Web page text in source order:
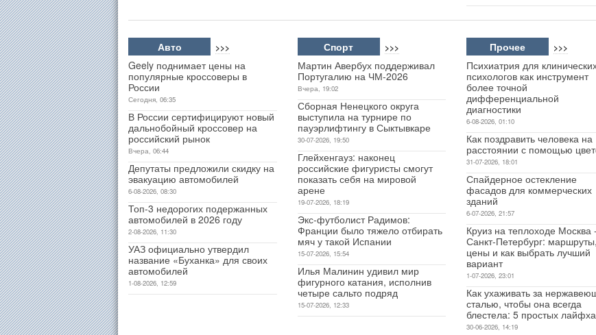
Авто >>>
Geely поднимает цены на
популярные кроссоверы в
России
Сегодня, 06:35
В России сертифицируют новый
дальнобойный кроссовер на
российский рынок
Вчера, 06:44
Депутаты предложили скидку на
эвакуацию автомобилей
6-08-2026, 08:30
Топ-3 недорогих подержанных
автомобилей в 2026 году
2-08-2026, 11:30
УАЗ официально утвердил
название «Буханка» для своих
автомобилей
1-08-2026, 12:59
Спорт >>>
Мартин Авербух поддерживал
Португалию на ЧМ-2026
Вчера, 19:02
Сборная Ненецкого округа
выступила на турнире по
пауэрлифтингу в Сыктывкаре
30-07-2026, 19:50
Глейхенгауз: наконец
российские фигуристы смогут
показать себя на мировой
арене
19-07-2026, 18:19
Экс-футболист Радимов:
Франции было тяжело отбирать
мяч у такой Испании
15-07-2026, 15:54
Илья Малинин удивил мир
фигурного катания, исполнив
четыре сальто подряд
15-07-2026, 12:33
Прочее >>>
Психиатрия для
психологов как инструмент
более точной
дифференциальной
диагностики
6-08-2026, 01:10
Как поздравить человека на
расстоянии с помощью
31-07-2026, 18:01
Спайдерное остекление
фасадов для коммерческих
зданий
6-07-2026, 21:57
Круиз на теплоходе Москва -
Санкт-Петербург: маршруты,
цены и как выбрать лучший
вариант
1-07-2026, 23:01
Как ухаживать за
сталью, чтобы она всегда
блестела: 5 простых
30-06-2026, 14:19